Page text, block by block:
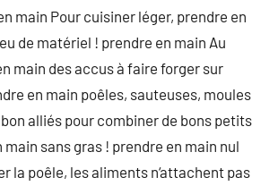
main Pour cuisiner léger, prendre en
de matériel ! prendre en main Au
main des accus à faire forger sur
en main poêles, sauteuses, moules
alliés pour combiner de bons petits
sans gras ! prendre en main nul
la poêle, les aliments n‘attachent pas